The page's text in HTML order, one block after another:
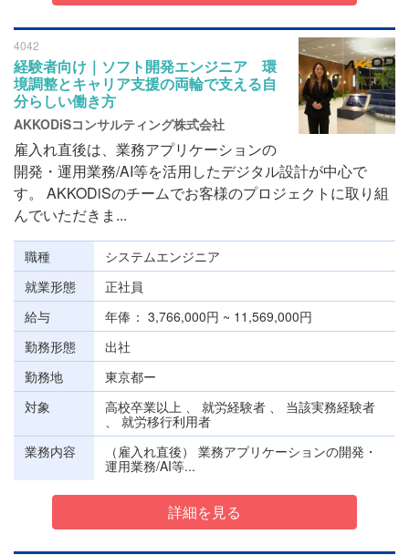
4042
経験者向け｜ソフト開発エンジニア 環
境調整とキャリア支援の両輪で支える自
分らしい働き方
AKKODiSコンサルティング株式会社
雇入れ直後は、業務アプリケーションの
開発・運用業務/AI等を活用したデジタル設計が中心で
す。 AKKODiSのチームでお客様のプロジェクトに取り組
んでいただきま...
職種
システムエンジニア
就業形態
正社員
給与
年俸
3,766,000円 ~ 11,569,000円
勤務形態
出社
勤務地
東京都ー
対象
高校卒業以上 、 就労経験者 、 当該実務経験者
、 就労移行利用者
業務内容
（雇入れ直後） 業務アプリケーションの開発・
運用業務/AI等...
詳細を見る